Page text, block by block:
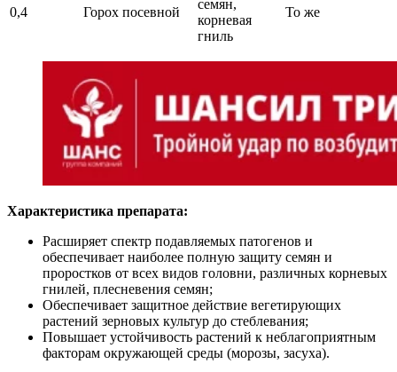
0,4 Горох посевной
семян,
корневая
гниль
То же
Характеристика препарата:
Расширяет спектр подавляемых патогенов и
обеспечивает наиболее полную защиту семян и
проростков от всех видов головни, различных корневых
гнилей, плесневения семян;
Обеспечивает защитное действие вегетирующих
растений зерновых культур до стеблевания;
Повышает устойчивость растений к неблагоприятным
факторам окружающей среды (морозы, засуха).